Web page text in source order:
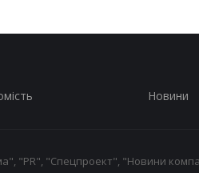
Новини
"PR", "Спецпроект", "Новини